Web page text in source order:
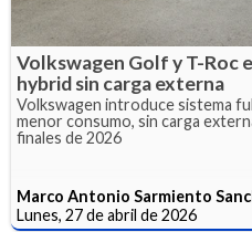
Volkswagen Golf y T-Roc
hybrid sin carga externa
Volkswagen introduce sistema
menor consumo, sin carga
finales de 2026
Marco Antonio Sarmiento
Lunes, 27 de abril de 2026